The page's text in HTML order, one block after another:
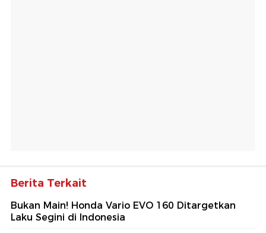
Berita Terkait
Bukan Main! Honda Vario EVO 160 Ditargetkan
Laku Segini di Indonesia